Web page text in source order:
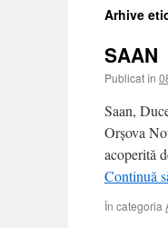
Arhive
SAAN
Publicat în
Saan,
Orşova
acoperită
Continuă
În categoria